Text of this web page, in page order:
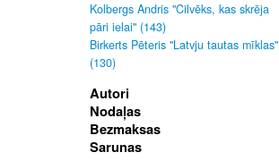
Kolbergs Andris "Cilvēks, kas skrēja
pāri ielai" (143)
Birkerts Pēteris "Latvju tautas mīklas"
(130)
Autori
Nodaļas
Bezmaksas
Sarunas